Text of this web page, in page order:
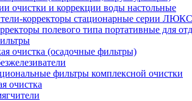
очистки и коррекции воды настольные
корректоры стационарные серии ЛЮКС
полевого типа портативные для
очистка (осадочные фильтры)
фильтры комплексной очистки
очистка